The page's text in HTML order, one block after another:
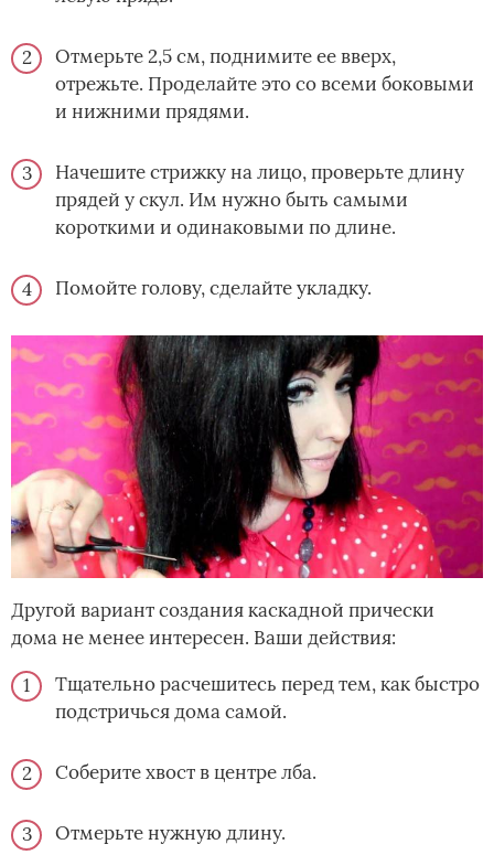
Отмерьте 2,5 см, поднимите ее вверх,
отрежьте. Проделайте это со всеми боковыми
и нижними прядями.
Начешите стрижку на лицо, проверьте длину
прядей у скул. Им нужно быть самыми
короткими и одинаковыми по длине.
Помойте голову, сделайте укладку.
Другой вариант создания каскадной прически
дома не менее интересен. Ваши действия:
Тщательно расчешитесь перед тем, как быстро
подстричься дома самой.
Соберите хвост в центре лба.
Отмерьте нужную длину.